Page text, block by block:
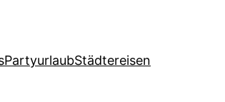
PartyurlaubStädtereisen